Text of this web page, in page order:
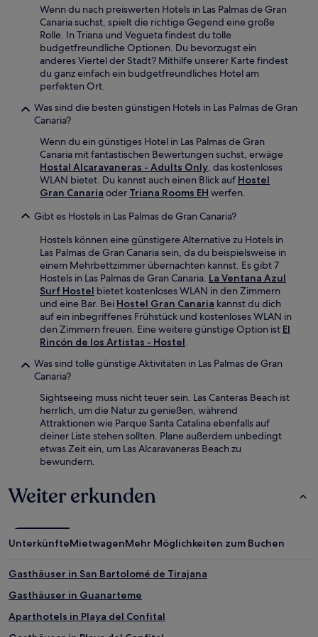
Wenn du nach preiswerten Hotels in Las Palmas de Gran
Canaria suchst, spielt die richtige Gegend eine große
Rolle. In Triana und Vegueta findest du tolle
budgetfreundliche Optionen. Du bevorzugst ein
anderes Viertel der Stadt? Mithilfe unserer Karte findest
du ganz einfach ein budgetfreundliches Hotel am
perfekten Ort.
Was sind die besten günstigen Hotels in Las Palmas de Gran
Canaria?
Wenn du ein günstiges Hotel in Las Palmas de Gran
Canaria mit fantastischen Bewertungen suchst, erwäge
Hostal Alcaravaneras - Adults Only , das kostenloses
WLAN bietet. Du kannst auch einen Blick auf Hostel
Gran Canaria oder Triana Rooms EH werfen.
Gibt es Hostels in Las Palmas de Gran Canaria?
Hostels können eine günstigere Alternative zu Hotels in
Las Palmas de Gran Canaria sein, da du beispielsweise in
einem Mehrbettzimmer übernachten kannst. Es gibt 7
Hostels in Las Palmas de Gran Canaria. La Ventana Azul
Surf Hostel bietet kostenloses WLAN in den Zimmern
und eine Bar. Bei Hostel Gran Canaria kannst du dich
auf ein inbegriffenes Frühstück und kostenloses WLAN in
den Zimmern freuen. Eine weitere günstige Option ist El
Rincón de los Artistas - Hostel
Was sind tolle günstige Aktivitäten in Las Palmas de Gran
Canaria?
Sightseeing muss nicht teuer sein. Las Canteras Beach ist
herrlich, um die Natur zu genießen, während
Attraktionen wie Parque Santa Catalina ebenfalls auf
deiner Liste stehen sollten. Plane außerdem unbedingt
etwas Zeit ein, um Las Alcaravaneras Beach zu
bewundern.
Weiter erkunden
UnterkünfteMietwagenMehr Möglichkeiten zum Buchen
Gasthäuser in San Bartolomé de Tirajana
Gasthäuser in Guanarteme
Aparthotels in Playa del Confital